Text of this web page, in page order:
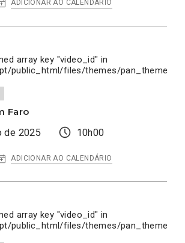
ADICIONAR AO CALENDÁRIO
:
CAMPANHA
BRAGA
array key "video_id" in
public_html/files/themes/pan_theme/
Faro
de 2025
10h00
ADICIONAR AO CALENDÁRIO
:
CAMPANHA
FARO
array key "video_id" in
public_html/files/themes/pan_theme/